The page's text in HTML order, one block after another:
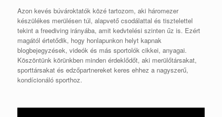
Azon kevés búvároktatók közé tartozom, aki háromezer
készülékes merülésen túl, alapvető csodálattal és tisztelettel
tekint a freediving irányába, amit kedvtelési szinten űz is. Ezért
magától értetődik, hogy honlapunkon helyt kapnak
blogbejegyzések, videók és más sportolók cikkei, anyagai.
Köszöntünk körünkben minden érdeklődőt, aki merülőtársakat,
sporttársakat és edzőpartnereket keres ehhez a nagyszerű,
kondícionáló sporthoz.